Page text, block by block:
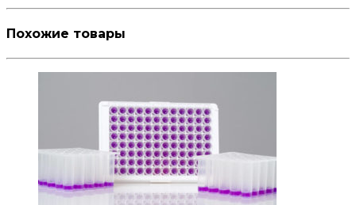
Похожие товары